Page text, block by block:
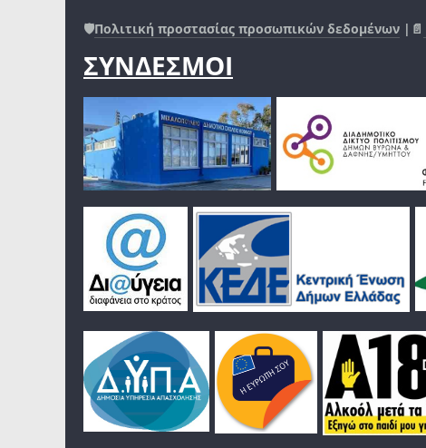
🛡️Πολιτική προστασίας προσωπικών δεδομένων |📄
ΣΥΝΔΕΣΜΟΙ